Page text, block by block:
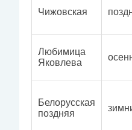
Чижовская
Любимица
Яковлева
Белорусская
поздняя